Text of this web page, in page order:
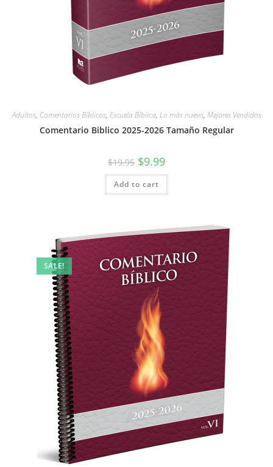
Adultos, Comentarios Bíblicos, Escuela Bíblica, Lo más nuevo, Mejores Vendidos
Comentario Biblico 2025-2026 Tamaño Regular
$19.95 $9.99
Add to cart
SALE!